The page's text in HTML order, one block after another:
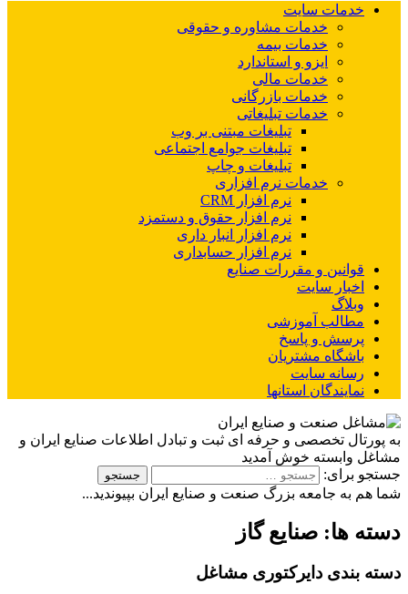
خدمات سایت
خدمات مشاوره و حقوقی
خدمات بیمه
ایزو و استاندارد
خدمات مالی
خدمات بازرگانی
خدمات تبلیغاتی
تبلیغات مبتنی بر وب
تبلیغات جوامع اجتماعی
تبلیغات و چاپ
خدمات نرم افزاری
نرم افزار CRM
نرم افزار حقوق و دستمزد
نرم افزار انبار داری
نرم افزار حسابداری
قوانین و مقررات صنایع
اخبار سایت
وبلاگ
مطالب آموزشی
پرسش و پاسخ
باشگاه مشتریان
رسانه سایت
نمایندگان استانها
به پورتال تخصصی و حرفه ای ثبت و تبادل اطلاعات صنایع ایران و
مشاغل وابسته خوش آمدید
جستجو برای:
شما هم به جامعه بزرگ صنعت و صنایع ایران بپیوندید...
دسته ها: صنایع گاز
دسته بندی دایرکتوری مشاغل